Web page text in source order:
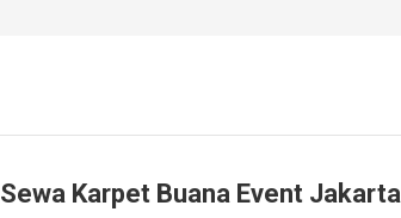
Sewa Karpet Buana Event Jakarta